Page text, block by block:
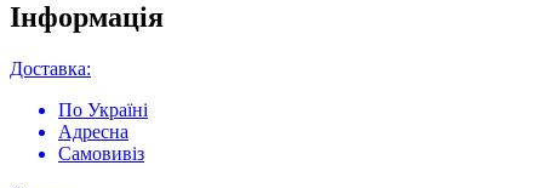
Інформація
Доставка:
По Україні
Адресна
Самовивіз